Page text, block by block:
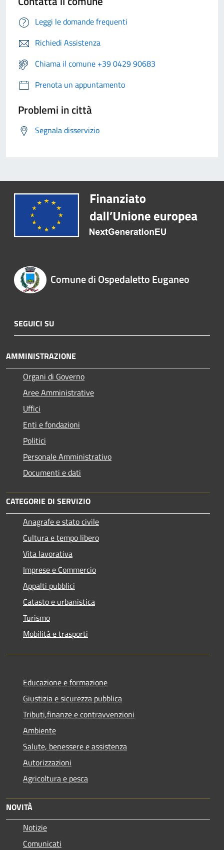
Leggi le domande frequenti
Richiedi Assistenza
Chiama il comune +39 0429 90683
Prenota un appuntamento
Problemi in città
Segnala disservizio
Comune di Ospedaletto Euganeo
SEGUICI SU
AMMINISTRAZIONE
Organi di Governo
Aree Amministrative
Uffici
Enti e fondazioni
Politici
Personale Amministrativo
Documenti e dati
CATEGORIE DI SERVIZIO
Anagrafe e stato civile
Cultura e tempo libero
Vita lavorativa
Imprese e Commercio
Appalti pubblici
Catasto e urbanistica
Turismo
Mobilità e trasporti
Educazione e formazione
Giustizia e sicurezza pubblica
Tributi,finanze e contravvenzioni
Ambiente
Salute, benessere e assistenza
Autorizzazioni
Agricoltura e pesca
NOVITÀ
Notizie
Comunicati